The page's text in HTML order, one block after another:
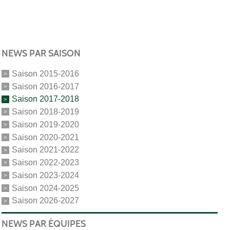
NEWS PAR SAISON
Saison 2015-2016
Saison 2016-2017
Saison 2017-2018
Saison 2018-2019
Saison 2019-2020
Saison 2020-2021
Saison 2021-2022
Saison 2022-2023
Saison 2023-2024
Saison 2024-2025
Saison 2026-2027
NEWS PAR ÉQUIPES